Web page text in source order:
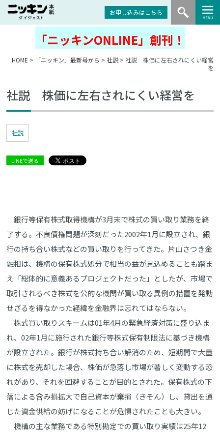
お申し込みはこちら
「ニッキンONLINE」創刊！
HOME > 「ニッキン」最新号から > 社説> 社説 株価に左右されにくい経営
を
社説 株価に左右されにくい経営を
社説
LINEで送る
銀行等保有株式取得機構が3月末で株式の買い取り業務を終
了する。不良債権問題が深刻だった2002年1月に設立され、銀
行の持ち合い株式などの買い取りを行ってきた。片山さつき金
融相は、機構の保有株式処分で相当の益が見込めることも踏ま
え「総体的に意義あるプロジェクトだった」としたが、市場で
取引されるべき株式を公的な機関が買い取る異例の措置を発動
せざるを得なかった経緯を金融界は忘れてはならない。
株式買い取りスキームは01年4月の緊急経済対策に盛り込ま
れ、02年1月に施行された銀行等株式保有制限法に基づき機構
が設立された。銀行が株式持ち合い解消のため、短期間で大量
に株式を売却した場合、株価が急落し市場が著しく変動する恐
れがあり、それを回避することが目的とされた。保有株式の下
落による含み損拡大で自己資本が棄損（きそん）し、貸出を通
じた資金供給の妨げになることが危惧されたことも大きい。
機構の主な業務である特別勘定での買い取り実績は25年12